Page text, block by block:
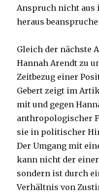
Anspruch nicht
heraus
Gleich der nächste
Hannah Arendt zu
Zeitbezug einer
Gebert zeigt im
mit und gegen
anthropologischer
sie in politischer
Der Umgang mit
kann nicht der
sondern ist durch
Verhältnis von